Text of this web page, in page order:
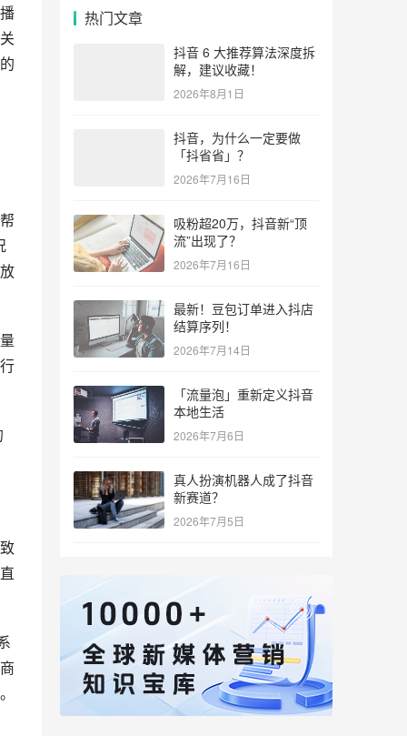
热门文章
抖音 6 大推荐算法深度拆
解，建议收藏！
2026年8月1日
抖音，为什么一定要做
「抖省省」？
2026年7月16日
吸粉超20万，抖音新“顶
流”出现了？
2026年7月16日
最新！豆包订单进入抖店
结算序列！
2026年7月14日
「流量泡」重新定义抖音
本地生活
2026年7月6日
真人扮演机器人成了抖音
新赛道？
2026年7月5日